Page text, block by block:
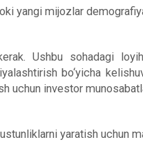
yangi mijozlar
Ushbu sohadagi
bo‘yicha
uchun investor
yaratish uchun